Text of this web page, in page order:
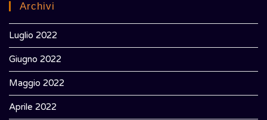
Archivi
Luglio 2022
Giugno 2022
Maggio 2022
Aprile 2022